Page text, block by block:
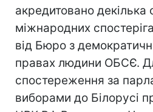
акредитовано декілька
міжнародних
від Бюро з
правах людини ОБСЄ.
спостереження за
виборами до Білорусі